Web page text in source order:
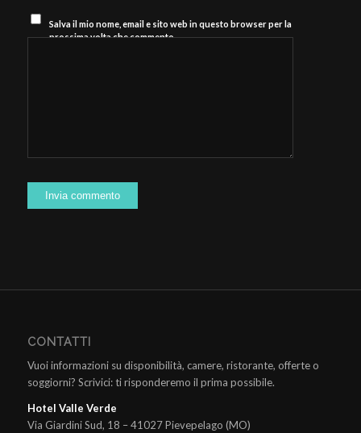
Salva il mio nome, email e sito web in questo browser per la
prossima volta che commento.
CONTATTI
Vuoi informazioni su disponibilità, camere, ristorante, offerte o
soggiorni? Scrivici: ti risponderemo il prima possibile.
Hotel Valle Verde
Via Giardini Sud, 18 – 41027 Pievepelago (MO)